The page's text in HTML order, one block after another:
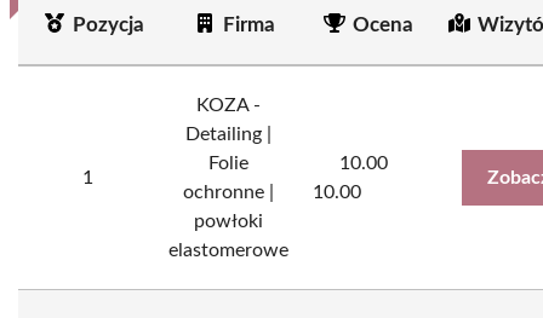
Pozycja Firma Ocena
1
KOZA -
Detailing |
Folie
ochronne |
powłoki
elastomerowe
10.00
10.00